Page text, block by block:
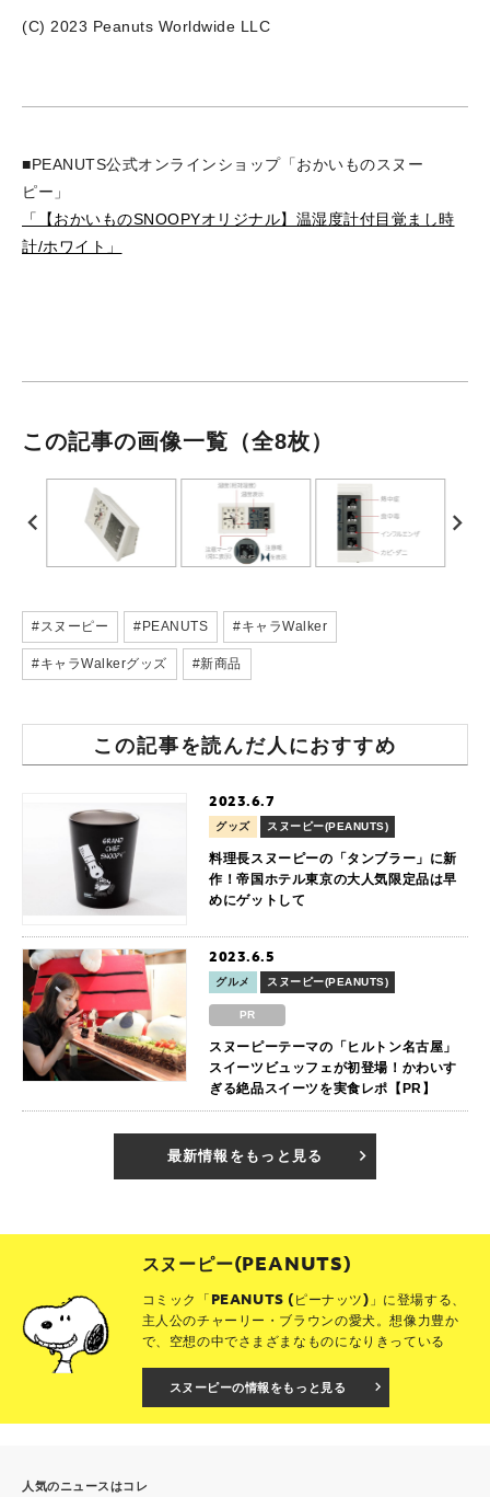
(C) 2023 Peanuts Worldwide LLC
■PEANUTS公式オンラインショップ「おかいものスヌー
ピー」
「【おかいものSNOOPYオリジナル】温湿度計付目覚まし時
計/ホワイト」
この記事の画像一覧 （全8枚）
#スヌーピー #PEANUTS #キャラWalker
#キャラWalkerグッズ #新商品
この記事を読んだ人におすすめ
2023.6.7
グッズ スヌーピー(PEANUTS)
料理長スヌーピーの「タンブラー」に新
作！帝国ホテル東京の大人気限定品は早
めにゲットして
2023.6.5
グルメ スヌーピー(PEANUTS)
PR
スヌーピーテーマの「ヒルトン名古屋」
スイーツビュッフェが初登場！かわいす
ぎる絶品スイーツを実食レポ【PR】
最新情報をもっと見る
スヌーピー(PEANUTS)
コミック「PEANUTS (ピーナッツ)」に登場する、
主人公のチャーリー・ブラウンの愛犬。想像力豊か
で、空想の中でさまざまなものになりきっている
スヌーピーの情報をもっと見る
人気のニュースはコレ